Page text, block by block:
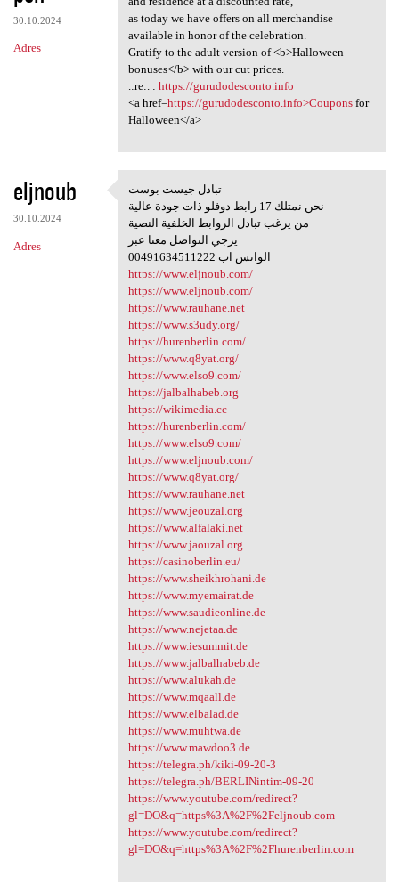
30.10.2024
Adres
as today we have offers on all merchandise
available in honor of the celebration.
Gratify to the adult version of <b>Halloween
bonuses</b> with our cut prices.
.:re:. : https://gurudodesconto.info
<a href=https://gurudodesconto.info>Couponsfor
Halloween</a>
eljnoub
30.10.2024
Adres
تبادل جيست بوست
تبادل جيست بوست
نحن نمتلك 17 رابط دوفلو ذات جودة عالية
من يرغب تبادل الروابط الخلفية النصية
يرجي التواصل معنا عبر
00491634511222 الواتس اب
https://www.eljnoub.com/
https://www.eljnoub.com/
https://www.rauhane.net
https://www.s3udy.org/
https://hurenberlin.com/
https://www.q8yat.org/
https://www.elso9.com/
https://jalbalhabeb.org
https://wikimedia.cc
https://hurenberlin.com/
https://www.elso9.com/
https://www.eljnoub.com/
https://www.q8yat.org/
https://www.rauhane.net
https://www.jeouzal.org
https://www.alfalaki.net
https://www.jaouzal.org
https://casinoberlin.eu/
https://www.sheikhrohani.de
https://www.myemairat.de
https://www.saudieonline.de
https://www.nejetaa.de
https://www.iesummit.de
https://www.jalbalhabeb.de
https://www.alukah.de
https://www.mqaall.de
https://www.elbalad.de
https://www.muhtwa.de
https://www.mawdoo3.de
https://telegra.ph/kiki-09-20-3
https://telegra.ph/BERLINintim-09-20
https://www.youtube.com/redirect?
gl=DO&q=https%3A%2F%2Feljnoub.com
https://www.youtube.com/redirect?
gl=DO&q=https%3A%2F%2Fhurenberlin.com